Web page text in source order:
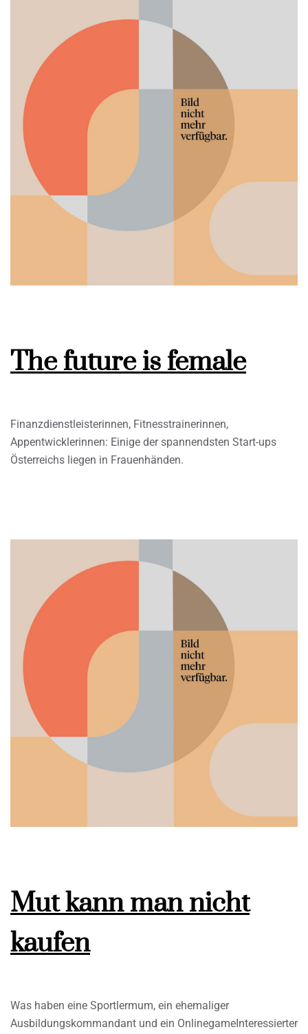
The future is female
Finanzdienstleisterinnen, Fitnesstrainerinnen,
Appentwicklerinnen: Einige der spannendsten Start-ups
Österreichs liegen in Frauenhänden.
Mut kann man nicht
kaufen
Was haben eine Sportlermum, ein ehemaliger
Ausbildungskommandant und ein OnlinegameInteressierter